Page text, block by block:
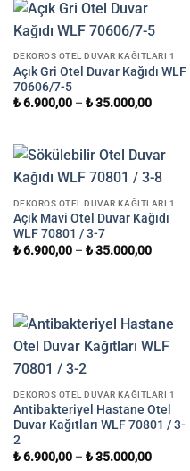
DEKOROS OTEL DUVAR KAĞITLARI 1
Açık Gri Otel Duvar Kağıdı WLF
70606/7-5
₺6.900,00– ₺35.000,00
DEKOROS OTEL DUVAR KAĞITLARI 1
Açık Mavi Otel Duvar Kağıdı
WLF 70801 / 3-7
₺6.900,00– ₺35.000,00
DEKOROS OTEL DUVAR KAĞITLARI 1
Antibakteriyel Hastane Otel
Duvar Kağıtları WLF 70801 / 3-
2
₺6.900,00– ₺35.000,00